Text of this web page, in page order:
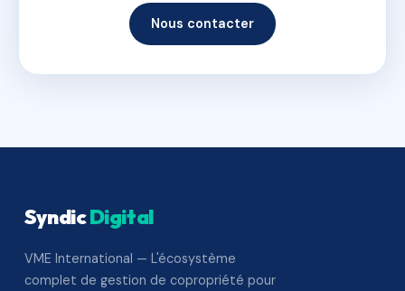
Nous contacter
SyndicDigital
VME International — L'écosystème
complet de gestion de copropriété pour